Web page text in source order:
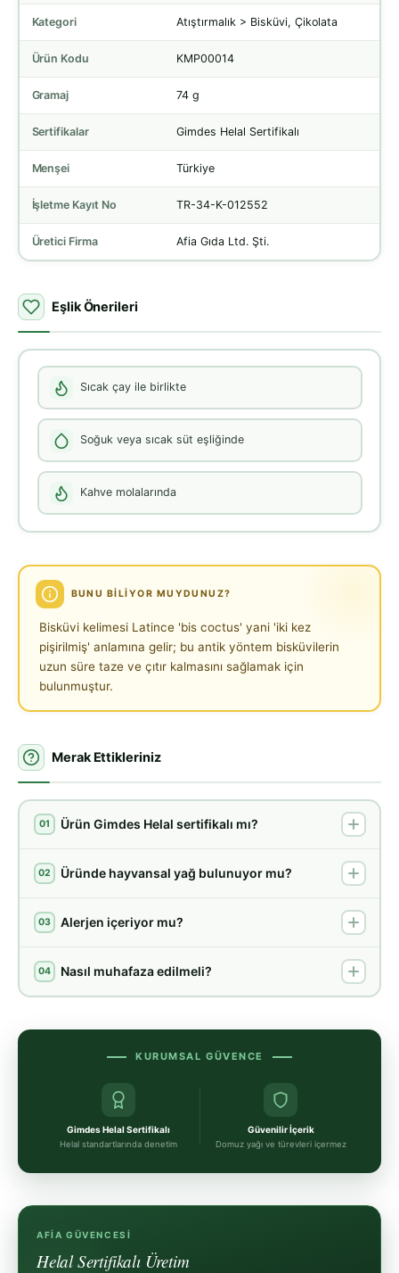
Kategori Atıştırmalık > Bisküvi, Çikolata
Ürün Kodu KMP00014
Gramaj 74 g
Sertifikalar Gimdes Helal Sertifikalı
Menşei Türkiye
İşletme Kayıt No TR-34-K-012552
Üretici Firma Afia Gıda Ltd. Şti.
Eşlik Önerileri
Sıcak çay ile birlikte
Soğuk veya sıcak süt eşliğinde
Kahve molalarında
BUNU BILIYOR MUYDUNUZ?
Bisküvi kelimesi Latince 'bis coctus' yani 'iki kez
pişirilmiş' anlamına gelir; bu antik yöntem bisküvilerin
uzun süre taze ve çıtır kalmasını sağlamak için
bulunmuştur.
Merak Ettikleriniz
01 Ürün Gimdes Helal sertifikalı mı?
02 Üründe hayvansal yağ bulunuyor mu?
03 Alerjen içeriyor mu?
04 Nasıl muhafaza edilmeli?
KURUMSAL GÜVENCE
Gimdes Helal Sertifikalı
Helal standartlarında denetim
Güvenilir İçerik
Domuz yağı ve türevleri içermez
AFIA GÜVENCESI
Helal Sertifikalı Üretim